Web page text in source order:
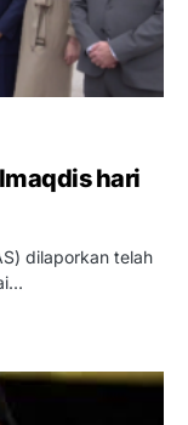
hari
dilaporkan telah